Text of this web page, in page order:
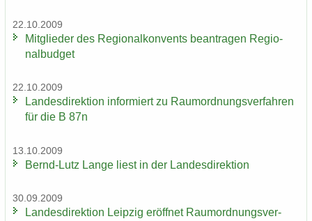
22.10.2009
Mit­glie­der des Re­gio­nal­kon­vents be­an­tra­gen Re­gio­
nal­bud­get
22.10.2009
Lan­des­di­rek­ti­on in­for­miert zu Raum­ord­nungs­ver­fah­ren
für die B 87n
13.10.2009
Bernd-​Lutz Lange liest in der Lan­des­di­rek­ti­on
30.09.2009
Lan­des­di­rek­ti­on Leip­zig er­öff­net Raum­ord­nungs­ver­